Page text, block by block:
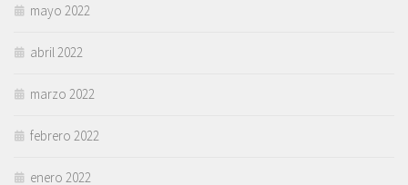
mayo 2022
abril 2022
marzo 2022
febrero 2022
enero 2022